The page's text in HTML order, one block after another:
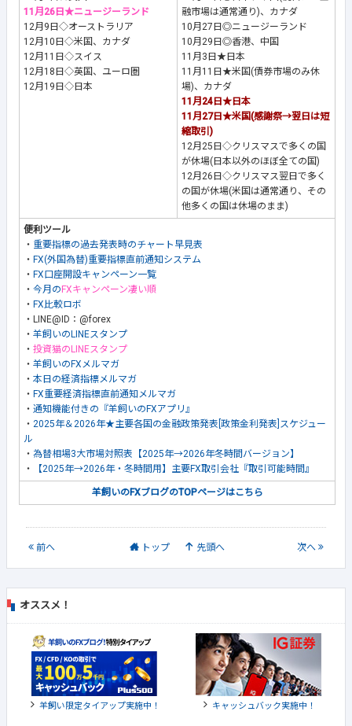
11月26日★ニュージーランド
12月9日◇オーストラリア
12月10日◇米国、カナダ
12月11日◇スイス
12月18日◇英国、ユーロ圏
12月19日◇日本
融市場は通常通り)、カナダ
10月27日◎ニュージーランド
10月29日◎香港、中国
11月3日★日本
11月11日★米国(債券市場のみ休
場)、カナダ
11月24日★日本
11月27日★米国(感謝祭→翌日は短
縮取引)
12月25日◇クリスマスで多くの国
が休場(日本以外のほぼ全ての国)
12月26日◇クリスマス翌日で多く
の国が休場(米国は通常通り、その
他多くの国は休場のまま)
便利ツール
・ 重要指標の過去発表時のチャート早見表
・ FX(外国為替)重要指標直前通知システム
・ FX口座開設キャンペーン一覧
・ 今月の FXキャンペーン凄い順
・ FX比較ロボ
・LINE@ID：@forex
・ 羊飼いのLINEスタンプ
・ 投資猫のLINEスタンプ
・ 羊飼いのFXメルマガ
・ 本日の経済指標メルマガ
・ FX重要経済指標直前通知メルマガ
・ 通知機能付きの『羊飼いのFXアプリ』
・ 2025年＆2026年★主要各国の金融政策発表[政策金利発表]スケジュー
ル
・ 為替相場3大市場対照表【2025年→2026年冬時間バージョン】
・
【2025年→2026年・冬時間用】主要FX取引会社『取引可能時間』
羊飼いのFXブログのTOPページはこちら
前へ トップ 先頭へ 次へ
オススメ！
羊飼い限定タイアップ実施中！ キャッシュバック実施中！